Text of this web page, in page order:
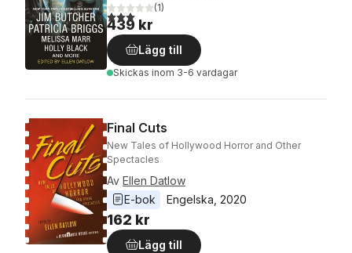
3,0utav 5 stjärnor. Totalt antal röster:
(1)
439 kr
Lägg till
Skickas inom 3-6 vardagar
Final Cuts
New Tales of Hollywood Horror and Other
Spectacles
Av Ellen Datlow
E-bok
Engelska 2020
162 kr
Lägg till